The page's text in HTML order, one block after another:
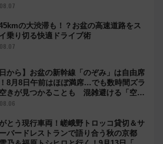
の大渋滞も！？お盆の高速道路をス
乗り切る快適ドライブ術
日から】お盆の新幹線「のぞみ」は自由席
8月8日午前はほぼ満席…でも数時間ズラ
きが見つかることも 混雑避ける「空
しのコツ
とう現行車両！嵯峨野トロッコ貸切＆サ
バードレストランで語り合う秋の京都